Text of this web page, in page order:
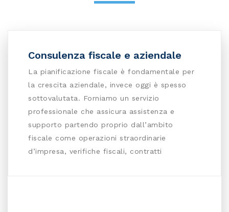
Consulenza fiscale e aziendale
La pianificazione fiscale è fondamentale per
la crescita aziendale, invece oggi è spesso
sottovalutata. Forniamo un servizio
professionale che assicura assistenza e
supporto partendo proprio dall’ambito
fiscale come operazioni straordinarie
d’impresa, verifiche fiscali, contratti